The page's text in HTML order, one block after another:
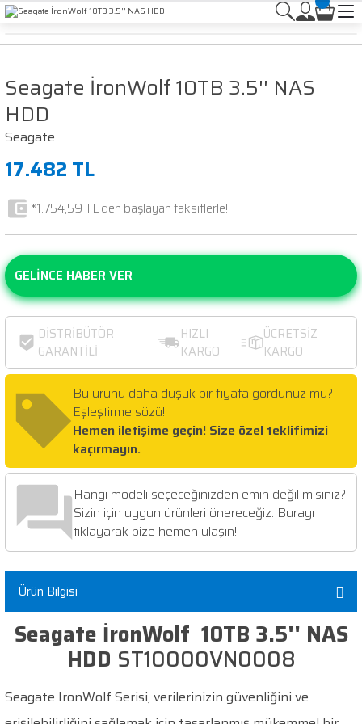
Seagate İronWolf 10TB 3.5'' NAS
HDD
Seagate
17.482 TL
*1.754,59 TL den başlayan taksitlerle!
GELİNCE HABER VER
DİSTRİBÜTÖR
GARANTİLİ
HIZLI
KARGO
ÜCRETSİZ
KARGO
Bu ürünü daha düşük bir fiyata gördünüz mü?
Eşleştirme sözü!
Hemen iletişime geçin! Size özel teklifimizi
kaçırmayın.
Hangi modeli seçeceğinizden emin değil misiniz?
Sizin için uygun ürünleri önereceğiz. Burayı
tıklayarak bize hemen ulaşın!
Ürün Bilgisi
Seagate İronWolf 10TB 3.5'' NAS
HDD ST10000VN0008
Seagate IronWolf Serisi, verilerinizin güvenliğini ve